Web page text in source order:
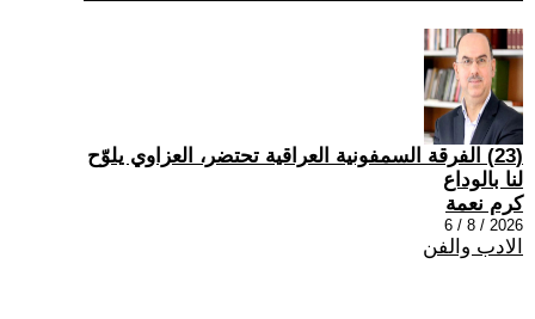
(23) الفرقة السمفونية العراقية تحتضر، العزاوي يلوّح
لنا بالوداع
كرم نعمة
2026 / 8 / 6
الادب والفن